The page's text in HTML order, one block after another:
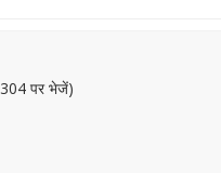
पर भेजें)